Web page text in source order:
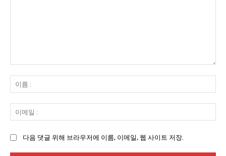
:
름
:
메
다음 댓글 위해 브라우저에 이름, 이메일, 웹 사이트 저장.